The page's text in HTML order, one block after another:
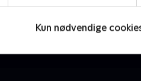
Kun nødvendige